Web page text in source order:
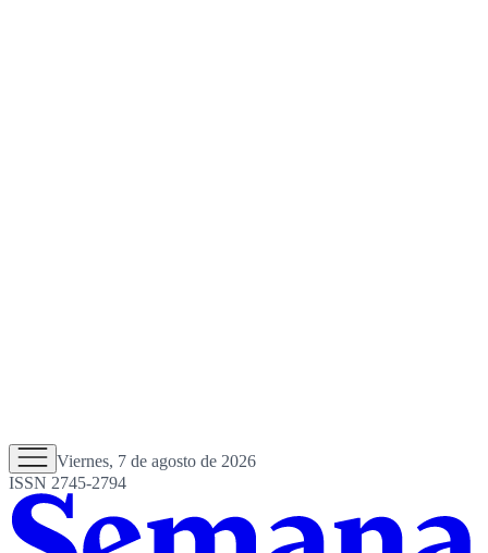
Viernes, 7 de agosto de 2026
ISSN 2745-2794